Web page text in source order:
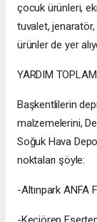
çocuk ürünleri,
tuvalet,
ürünler de yer
YARDIM
Başkentlilerin
malzemelerini,
Soğuk Hava
noktaları şöyle:
-Altınpark ANFA